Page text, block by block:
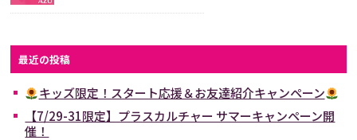
最近の投稿
キッズ限定！スタート応援＆お友達紹介キャンペーン
【7/29-31限定】プラスカルチャー サマーキャンペーン開
催！